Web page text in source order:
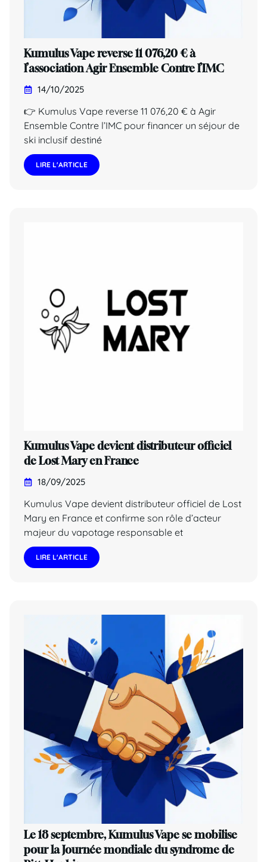
Kumulus Vape reverse 11 076,20 € à
l’association Agir Ensemble Contre l’IMC
14/10/2025
👉 Kumulus Vape reverse 11 076,20 € à Agir
Ensemble Contre l’IMC pour financer un séjour de
ski inclusif destiné
LIRE L'ARTICLE
Kumulus Vape devient distributeur officiel
de Lost Mary en France
18/09/2025
Kumulus Vape devient distributeur officiel de Lost
Mary en France et confirme son rôle d’acteur
majeur du vapotage responsable et
LIRE L'ARTICLE
Le 18 septembre, Kumulus Vape se mobilise
pour la Journée mondiale du syndrome de